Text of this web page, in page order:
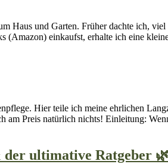
Haus und Garten. Früher dachte ich,
(Amazon) einkaufst, erhalte ich eine
Hier teile ich meine ehrlichen
Preis natürlich nichts! Einleitung:
der ultimative Ratgeber